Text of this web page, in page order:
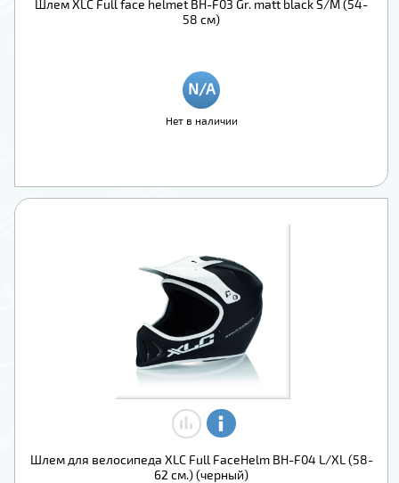
Шлем XLC Full face helmet BH-F03 Gr. matt black S/M (54-
58 см)
Нет в наличии
Шлем для велосипеда XLC Full FaceHelm BH-F04 L/XL (58-
62 см.) (черный)